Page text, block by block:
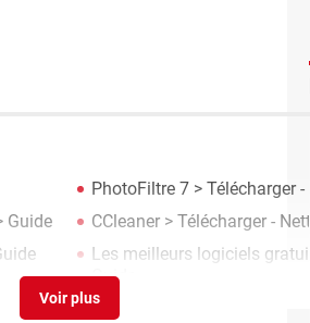
PhotoFiltre 7 > Télécharger -
Guide CCleaner > Télécharger -
Les meilleurs logiciels
Guide